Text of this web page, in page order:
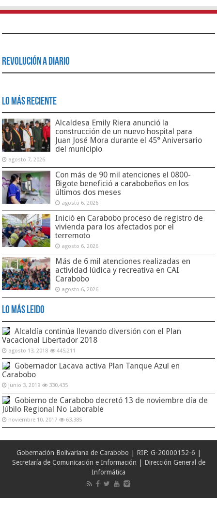
Revolución a Diario
Lo Más Reciente
Alcaldesa Emily Riera anunció la
construcción de un nuevo hospital para
Juan José Mora durante el 45° Aniversario
del municipio
agosto 7, 2026
Con más de 90 mil atenciones el 0800-
Bigote benefició a carabobeños en los
últimos dos meses
agosto 6, 2026
Inició en Carabobo proceso de registro de
vivienda para los afectados por el
terremoto
agosto 6, 2026
Más de 6 mil atenciones realizadas en
actividad lúdica y recreativa en CAI
Carabobo
agosto 6, 2026
Lo Más Leido
Alcaldía continúa llevando diversión con el Plan
Vacacional Libertador 2018
agosto 13, 2018 445,211
Gobernador Lacava activa Plan Tanque Azul en
Carabobo
junio 3, 2019 330,435
Gobierno de Carabobo decretó 13 de noviembre día de
Júbilo Regional No Laborable
noviembre 10, 2017 63,385
Gobernación Bolivariana de Carabobo | RIF: G-20000152-6 |
Secretaría de Comunicación e Información | Dirección General de
Informática